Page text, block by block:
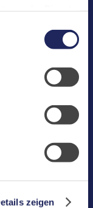
das online
und unserem
Wir
Um
Sie bitte
zeigen